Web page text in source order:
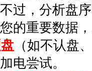
过，分析盘
的重要数据
（如不认盘
电尝试。